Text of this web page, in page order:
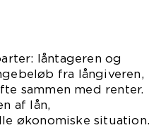
låntageren og
fra långiveren,
sammen med renter.
af lån,
økonomiske situation.